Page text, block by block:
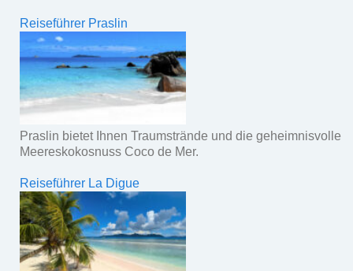
Reiseführer Praslin
Praslin bietet Ihnen Traumstrände und die geheimnisvolle
Meereskokosnuss Coco de Mer.
Reiseführer La Digue